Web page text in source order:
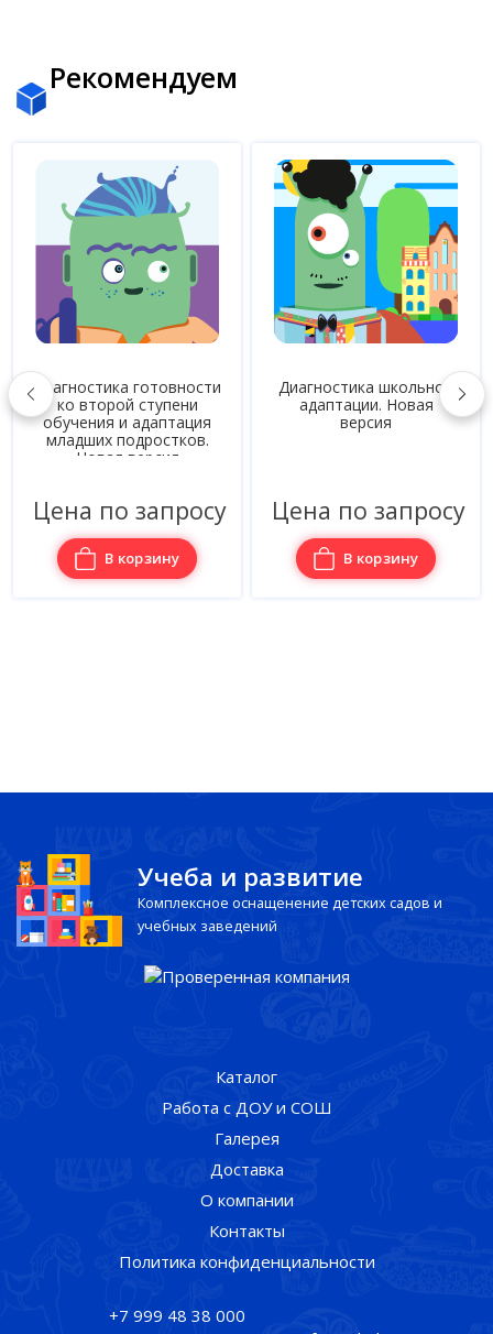
Рекомендуем
Диагностика готовности
ко второй ступени
обучения и адаптация
младших подростков.
Новая версия
Цена по запросу
В корзину
Диагностика школьной
адаптации. Новая
версия
Цена по запросу
В корзину
Учеба и развитие
Комплексное оснащенение детских садов и
учебных заведений
Каталог
Работа с ДОУ и СОШ
Галерея
Доставка
О компании
Контакты
Политика конфиденциальности
+7 999 48 38 000